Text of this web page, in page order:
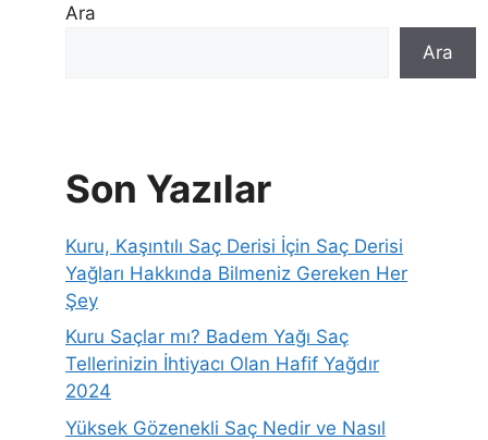
Ara
Ara
Son Yazılar
Kuru, Kaşıntılı Saç Derisi İçin Saç Derisi
Yağları Hakkında Bilmeniz Gereken Her
Şey
Kuru Saçlar mı? Badem Yağı Saç
Tellerinizin İhtiyacı Olan Hafif Yağdır
2024
Yüksek Gözenekli Saç Nedir ve Nasıl